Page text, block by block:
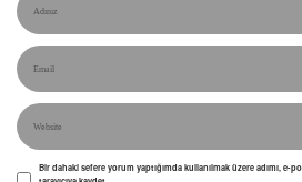
Bir dahaki sefere yorum yaptığımda kullanılmak üzere adımı, e-